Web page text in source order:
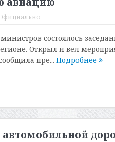
состоялось
Открыл и вел
пре... Подробнее